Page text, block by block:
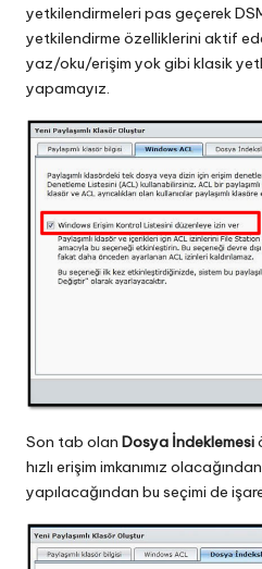
yetkilendirmeleri pas geçerek
yetkilendirme özelliklerini aktif
yaz/oku/erişim yok gibi klasik
yapamayız.
Son tab olan Dosya İndeklemesi
hızlı erişim imkanımız
yapılacağından bu seçimi de